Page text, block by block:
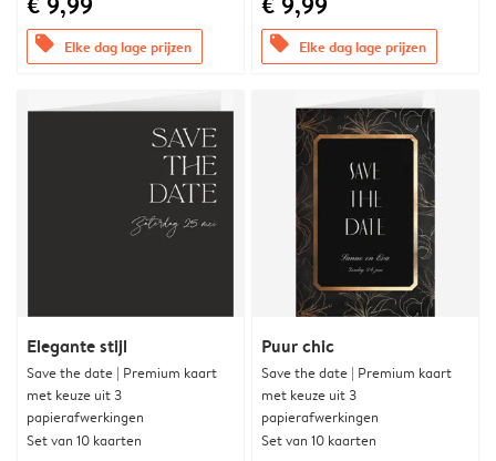
offers Elke dag lage prijzen offers Elke dag lage prijzen
Elegante stijl
Save the date | Premium kaart
met keuze uit 3
papierafwerkingen
Set van 10 kaarten
Puur chic
Save the date | Premium kaart
met keuze uit 3
papierafwerkingen
Set van 10 kaarten